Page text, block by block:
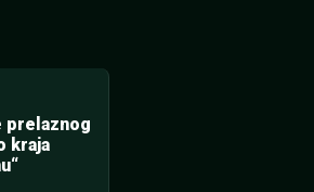
prelaznog
kraja